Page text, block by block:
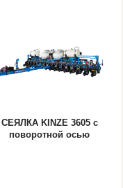
СЕЯЛКА KINZE 3605 с
поворотной осью